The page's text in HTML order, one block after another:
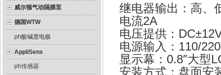
威尔顿气动隔膜泵
德国WTW
ph酸碱度电极
AppliSens
ph传感器
继电器输出：高、
电流2A
电压提供：
电源输入：110/
显示幕：0.8″大型
安装方式：盘面安